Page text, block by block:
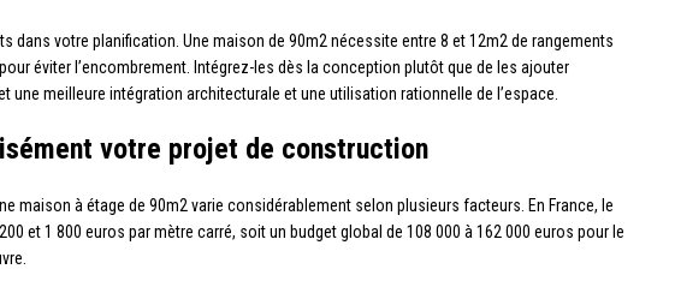
dans votre planification. Une maison de 90m2 nécessite entre 8 et 12m2 de rangements
éviter l’encombrement. Intégrez-les dès la conception plutôt que de les ajouter
une meilleure intégration architecturale et une utilisation rationnelle de l’espace.
votre projet de construction
maison à étage de 90m2 varie considérablement selon plusieurs facteurs. En France, le
et 1 800 euros par mètre carré, soit un budget global de 108 000 à 162 000 euros pour le